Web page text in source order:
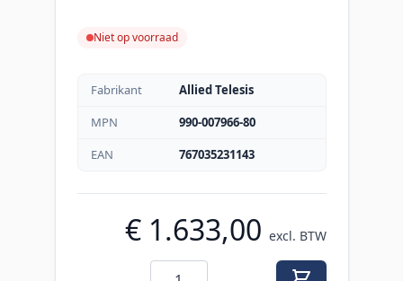
Niet op voorraad
Fabrikant
Allied Telesis
MPN
990-007966-80
EAN
767035231143
€ 1.633,00 excl. BTW
Aantal